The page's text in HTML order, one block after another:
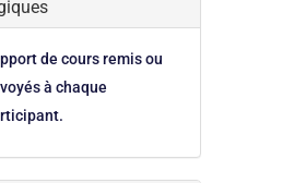
de cours remis ou
à chaque